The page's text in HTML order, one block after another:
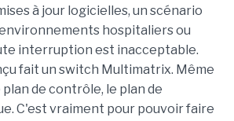
à jour logicielles, un scénario
hospitaliers ou
interruption est inacceptable.
fait un switch Multimatrix. Même
de contrôle, le plan de
C'est vraiment pour pouvoir faire